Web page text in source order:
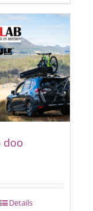
doo
Details